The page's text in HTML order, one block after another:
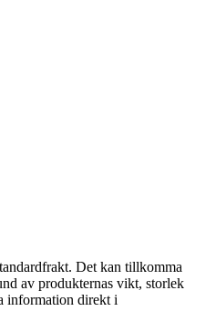
Det kan tillkomma
av produkternas vikt, storlek
information direkt i